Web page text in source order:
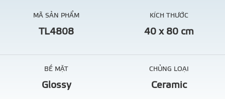
MÃ SẢN PHẨM
TL4808
KÍCH THƯỚC
40 x 80 cm
BỀ MẶT
Glossy
CHỦNG LOẠI
Ceramic